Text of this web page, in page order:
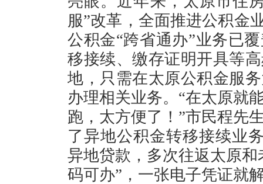
服”改革，全面推进公积金
公积金“跨省通办”业务已
移接续、缴存证明开具等
地，只需在太原公积金服
办理相关业务。“在太原就
跑，太方便了！”市民程先
了异地公积金转移接续业
异地贷款，多次往返太原
码可办”，一张电子凭证就